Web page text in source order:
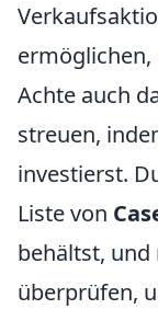
ermöglichen,
Achte auch
streuen,
investierst.
Liste von
behältst, und
überprüfen,